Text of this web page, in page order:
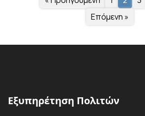
Επόμενη »
Εξυπηρέτηση Πολιτών